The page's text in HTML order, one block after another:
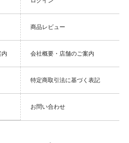
商品レビュー
会社概要・店舗のご案内
特定商取引法に基づく表記
お問い合わせ